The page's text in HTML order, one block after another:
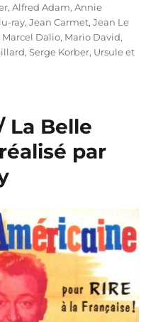
,Alfred Adam,Annie
ray,Jean Carmet,Jean Le
Marcel Dalio, Mario David,
,Serge Korber, Ursule et
La Belle
par